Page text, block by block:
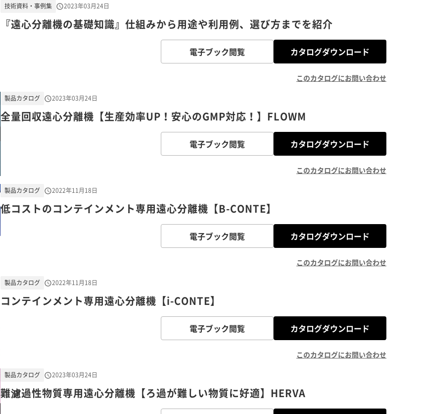
『遠心分離機の基礎知識』仕組みから用途や利用例、選び方までを紹介
技術資料・事例集 2023年03月24日
電子ブック閲覧 カタログダウンロード
このカタログにお問い合わせ
全量回収遠心分離機【生産効率UP！安心のGMP対応！】FLOWM
製品カタログ 2023年03月24日
電子ブック閲覧 カタログダウンロード
このカタログにお問い合わせ
低コストのコンテインメント専用遠心分離機【B-CONTE】
製品カタログ 2022年11月18日
電子ブック閲覧 カタログダウンロード
このカタログにお問い合わせ
コンテインメント専用遠心分離機【i-CONTE】
製品カタログ 2022年11月18日
電子ブック閲覧 カタログダウンロード
このカタログにお問い合わせ
難濾過性物質専用遠心分離機【ろ過が難しい物質に好適】HERVA
製品カタログ 2023年03月24日